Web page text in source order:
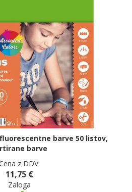
barve 50 listov,
barve
z DDV:
11,75 €
Zaloga